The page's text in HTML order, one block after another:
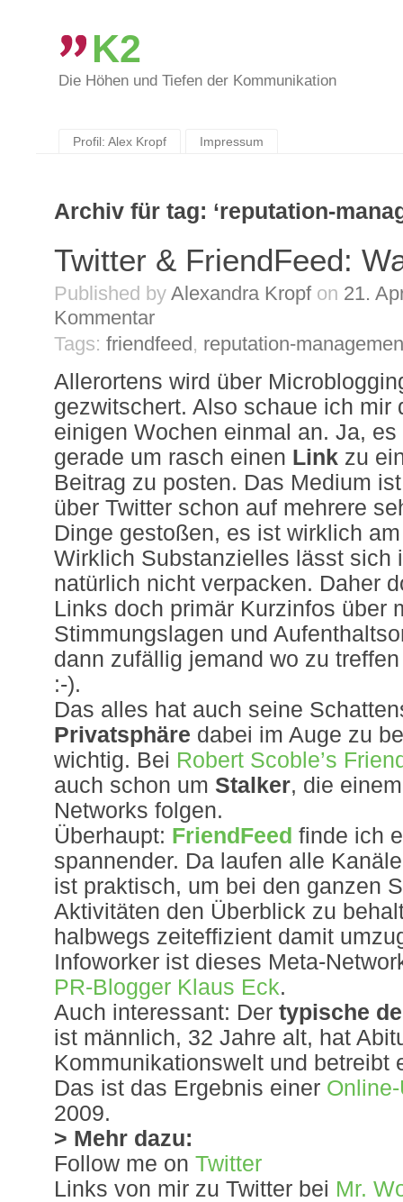
K2
Die Höhen und Tiefen der Kommunikation
Profil: Alex Kropf
Impressum
Archiv für tag: ‘reputation-
Twitter & FriendFeed:
Published by Alexandra Kropf on 21.
Kommentar
Tags: friendfeed , reputation-
Allerortens wird über
gezwitschert. Also schaue ich mir
einigen Wochen einmal an. Ja,
gerade um rasch einen Link zu
Beitrag zu posten. Das Medium
über Twitter schon auf mehrere
Dinge gestoßen, es ist wirklich
Wirklich Substanzielles lässt sich
natürlich nicht verpacken. Daher
Links doch primär Kurzinfos über
Stimmungslagen und
dann zufällig jemand wo zu
:-).
Das alles hat auch seine
Privatsphäre dabei im Auge zu
wichtig. Bei Robert Scoble’s
auch schon um Stalker, die
Networks folgen.
Überhaupt: FriendFeed finde ich
spannender. Da laufen alle
ist praktisch, um bei den ganzen
Aktivitäten den Überblick zu
halbwegs zeiteffizient damit
Infoworker ist dieses Meta-
PR-Blogger Klaus Eck.
Auch interessant: Der typische
ist männlich, 32 Jahre alt, hat
Kommunikationswelt und betreibt
Das ist das Ergebnis einer
2009.
> Mehr dazu:
Follow me on Twitter
Links von mir zu Twitter bei Mr.